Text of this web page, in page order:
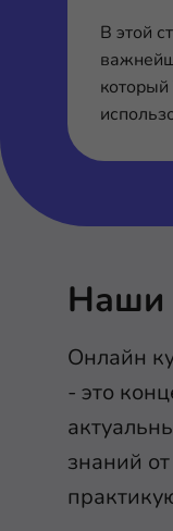
В этой
Наши
Онлайн
- это
знаний